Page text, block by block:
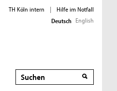
TH Köln intern |
Hilfe im Notfall
Deutsch English
Suche
Suche